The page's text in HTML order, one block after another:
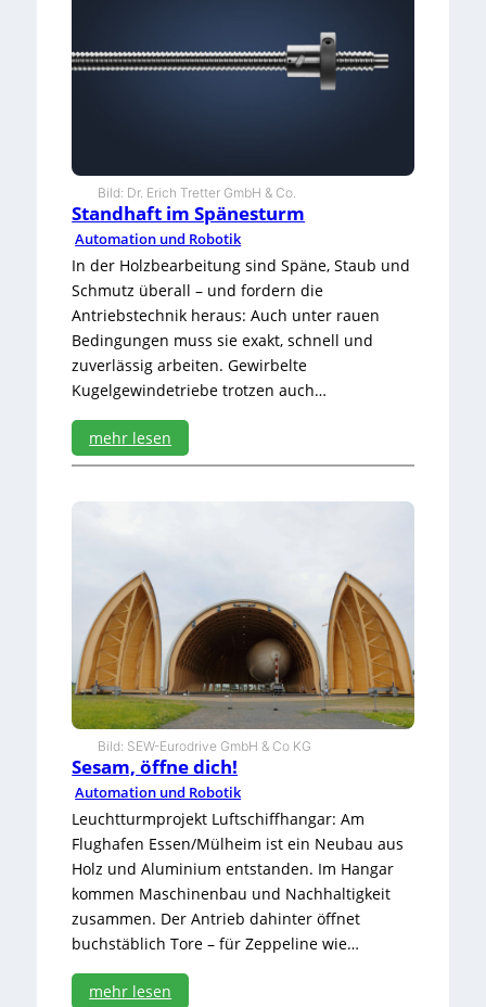
t
u
g
s
-
N
u
l
a
n
i
n
d
d
u
r
i
e
Bild: Dr. Erich Tretter GmbH & Co.
Standhaft im Spänesturm
Automation und Robotik
In der Holzbearbeitung sind Späne, Staub und
Schmutz überall – und fordern die
Antriebstechnik heraus: Auch unter rauen
Bedingungen muss sie exakt, schnell und
zuverlässig arbeiten. Gewirbelte
Kugelgewindetriebe trotzen auch…
mehr lesen
:
m
p
n
e
s
t
r
m
Bild: SEW-Eurodrive GmbH & Co KG
Sesam, öffne dich!
Automation und Robotik
Leuchtturmprojekt Luftschiffhangar: Am
Flughafen Essen/Mülheim ist ein Neubau aus
Holz und Aluminium entstanden. Im Hangar
kommen Maschinenbau und Nachhaltigkeit
zusammen. Der Antrieb dahinter öffnet
buchstäblich Tore – für Zeppeline wie…
mehr lesen